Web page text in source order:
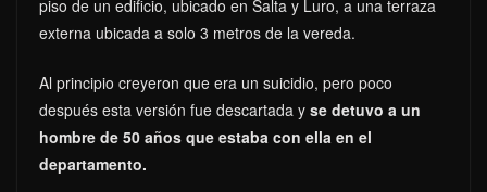
piso de un edificio, ubicado en Salta y Luro, a una terraza
externa ubicada a solo 3 metros de la vereda.
Al principio creyeron que era un suicidio, pero poco
después esta versión fue descartada y se detuvo a un
hombre de 50 años que estaba con ella en el
departamento.